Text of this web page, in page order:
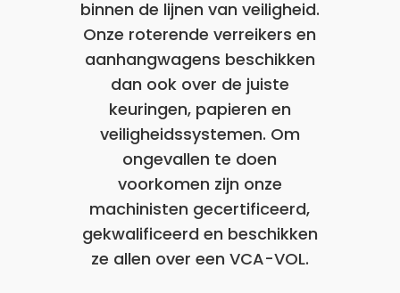
binnen de lijnen van veiligheid.
Onze roterende verreikers en
aanhangwagens beschikken
dan ook over de juiste
keuringen, papieren en
veiligheidssystemen. Om
ongevallen te doen
voorkomen zijn onze
machinisten gecertificeerd,
gekwalificeerd en beschikken
ze allen over een VCA-VOL.